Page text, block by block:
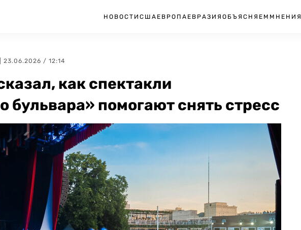
НОВОСТИ США ЕВРОПА ЕВРАЗИЯ ОБЪЯСНЯЕМ МНЕНИЯ
| 23.06.2026 / 12:14
как спектакли
бульвара» помогают снять стресс